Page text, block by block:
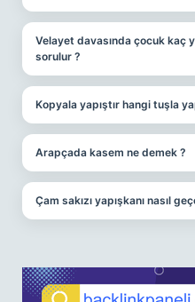
Velayet davasında çocuk kaç
sorulur ?
Kopyala yapıştır hangi tuşla
Arapçada kasem ne demek ?
Çam sakızı yapışkanı nasıl